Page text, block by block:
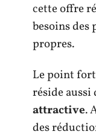
cette offre
besoins
propres.
Le point
réside aussi
attractive.
des